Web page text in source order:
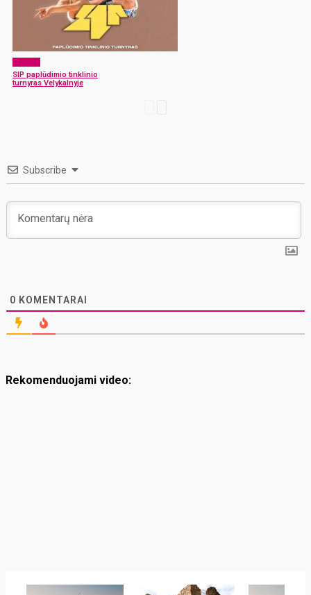
SIP paplūdimio tinklinio
turnyras Velykalnyje
Subscribe
0 KOMENTARAI
Rekomenduojami video: